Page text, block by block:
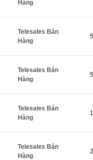
Hàng
Telesales Bán
Hàng
Telesales Bán
Hàng
Telesales Bán
Hàng
Telesales Bán
Hàng